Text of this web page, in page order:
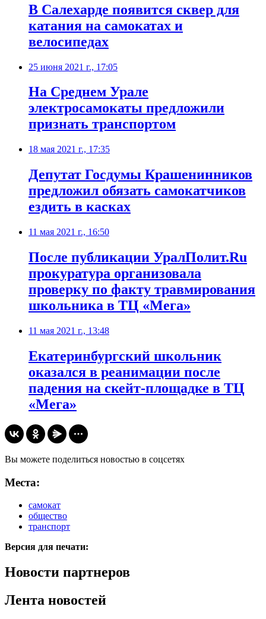
В Салехарде появится сквер для
катания на самокатах и
велосипедах
25 июня 2021 г., 17:05
На Среднем Урале
электросамокаты предложили
признать транспортом
18 мая 2021 г., 17:35
Депутат Госдумы Крашенинников
предложил обязать самокатчиков
ездить в касках
11 мая 2021 г., 16:50
После публикации УралПолит.Ru
прокуратура организовала
проверку по факту травмирования
школьника в ТЦ «Мега»
11 мая 2021 г., 13:48
Екатеринбургский школьник
оказался в реанимации после
падения на скейт-площадке в ТЦ
«Мега»
Вы можете поделиться новостью в соцсетях
Места:
самокат
общество
транспорт
Версия для печати:
Новости партнеров
Лента новостей